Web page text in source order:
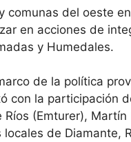
comunas del oeste
en acciones de
y Humedales.
de la política
con la participación
(Emturer),
de Diamante,